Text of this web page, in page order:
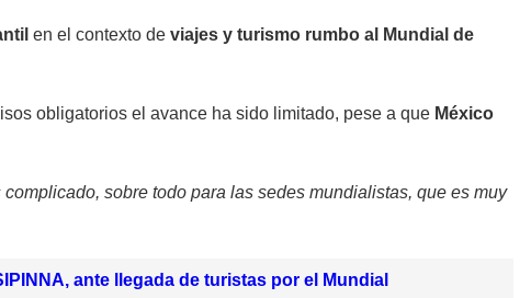
en el contexto de viajes y turismo rumbo al Mundial de
obligatorios el avance ha sido limitado, pese a que México
sobre todo para las sedes mundialistas, que es muy
ante llegada de turistas por el Mundial